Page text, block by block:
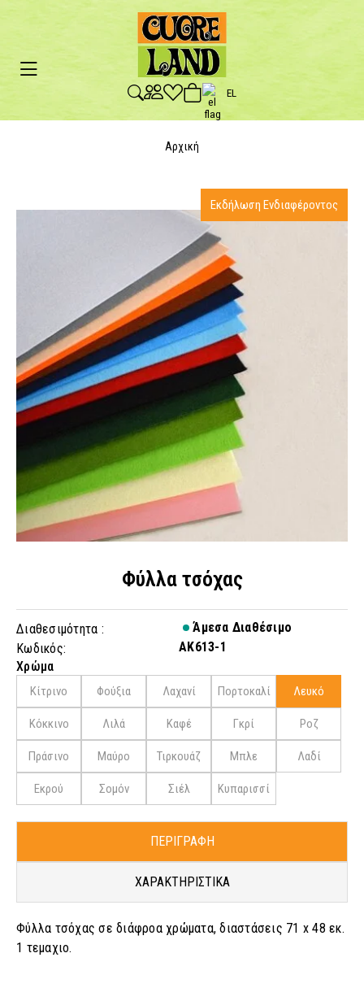
EL
Αρχική
Φύλλα τσόχας
Διαθεσιμότητα :
Άμεσα Διαθέσιμο
Κωδικός:
AK613-1
Χρώμα
Κίτρινο Φούξια Λαχανί Πορτοκαλί Λευκό
Κόκκινο Λιλά Καφέ Γκρί Ροζ
Πράσινο Μαύρο Τιρκουάζ Μπλε Λαδί
Εκρού Σομόν Σιέλ Κυπαρισσί
ΠΕΡΙΓΡΑΦΗ
ΧΑΡΑΚΤΗΡΙΣΤΙΚΑ
Φύλλα τσόχας σε διάφροα χρώματα, διαστάσεις 71 x 48 εκ.
1 τεμαχιο.
Εκδήλωση Ενδιαφέροντος